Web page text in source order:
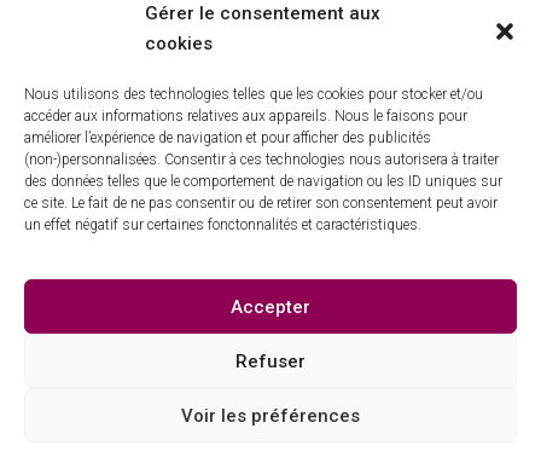
Gérer le consentement aux
cookies
Nous utilisons des technologies telles que les cookies pour stocker et/ou
accéder aux informations relatives aux appareils. Nous le faisons pour
améliorer l’expérience de navigation et pour afficher des publicités
(non-)personnalisées. Consentir à ces technologies nous autorisera à traiter
des données telles que le comportement de navigation ou les ID uniques sur
ce site. Le fait de ne pas consentir ou de retirer son consentement peut avoir
un effet négatif sur certaines fonctonnalités et caractéristiques.
Accepter
Refuser
Voir les préférences
168 avenue du Président Wilson, Montreuil 93100
09 50 90 77 41